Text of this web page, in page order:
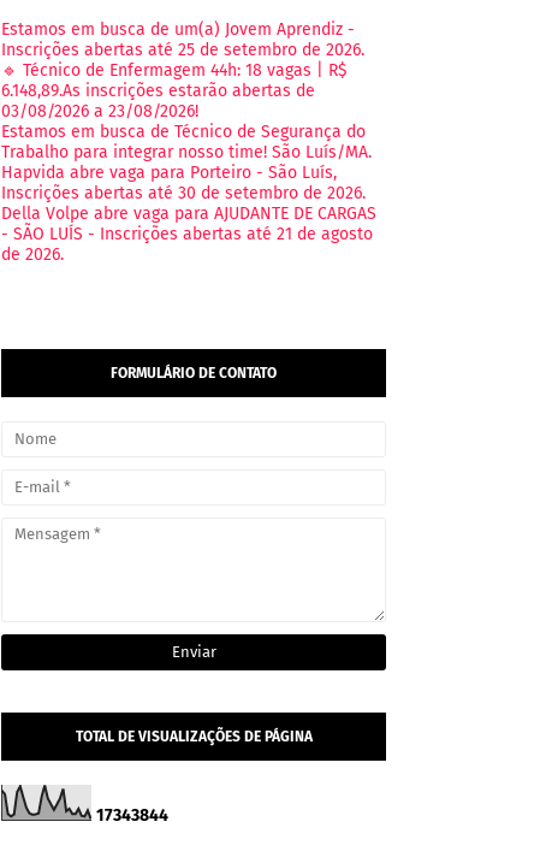
Estamos em busca de um(a) Jovem Aprendiz -
Inscrições abertas até 25 de setembro de 2026.
🔹 Técnico de Enfermagem 44h: 18 vagas | R$
6.148,89.As inscrições estarão abertas de
03/08/2026 a 23/08/2026!
Estamos em busca de Técnico de Segurança do
Trabalho para integrar nosso time! São Luís/MA.
Hapvida abre vaga para Porteiro - São Luís,
Inscrições abertas até 30 de setembro de 2026.
Della Volpe abre vaga para AJUDANTE DE CARGAS
- SÃO LUÍS - Inscrições abertas até 21 de agosto
de 2026.
FORMULÁRIO DE CONTATO
TOTAL DE VISUALIZAÇÕES DE PÁGINA
17343844